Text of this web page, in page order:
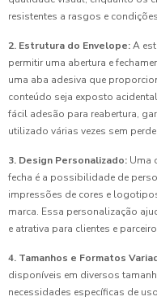
resistentes a rasgos e
2. Estrutura do Envelope:A
permitir uma abertura e
uma aba adesiva que
conteúdo seja exposto
fácil adesão para reabertura,
utilizado várias vezes sem
3. Design Personalizado: Uma
fecha é a possibilidade de
impressões de cores e
marca. Essa personalização
e atrativa para clientes e
4. Tamanhos e Formatos
disponíveis em diversos
necessidades específicas de